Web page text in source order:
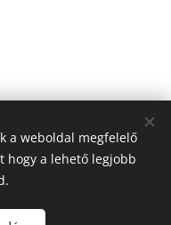
1733
1-33
- Matek Online Suli
a weboldal megfelelő
hogy a lehető legjobb